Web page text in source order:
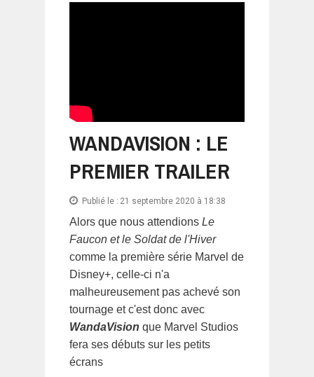
WANDAVISION : LE
PREMIER TRAILER
Publié le : 21 septembre 2020 à 18:38
Alors que nous attendions Le
Faucon et le Soldat de l'Hiver
comme la première série Marvel de
Disney+, celle-ci n'a
malheureusement pas achevé son
tournage et c'est donc avec
WandaVision que Marvel Studios
fera ses débuts sur les petits
écrans